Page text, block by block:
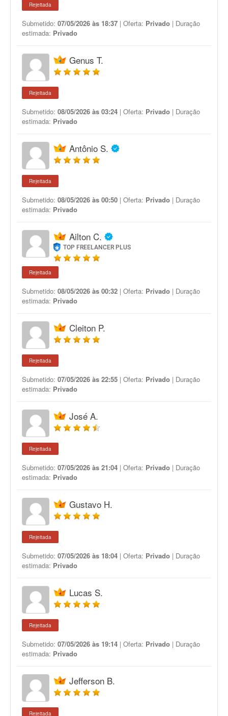
Rejeitada
Submetido: 07/05/2026 às 18:37 | Oferta: Privado | Duração
estimada: Privado
Genus T.
Rejeitada
Submetido: 08/05/2026 às 03:24 | Oferta: Privado | Duração
estimada: Privado
Antônio S.
Rejeitada
Submetido: 08/05/2026 às 00:50 | Oferta: Privado | Duração
estimada: Privado
Ailton C.
TOP FREELANCER PLUS
Rejeitada
Submetido: 08/05/2026 às 00:32 | Oferta: Privado | Duração
estimada: Privado
Cleiton P.
Rejeitada
Submetido: 07/05/2026 às 22:55 | Oferta: Privado | Duração
estimada: Privado
José A.
Rejeitada
Submetido: 07/05/2026 às 21:04 | Oferta: Privado | Duração
estimada: Privado
Gustavo H.
Rejeitada
Submetido: 07/05/2026 às 18:04 | Oferta: Privado | Duração
estimada: Privado
Lucas S.
Rejeitada
Submetido: 07/05/2026 às 19:14 | Oferta: Privado | Duração
estimada: Privado
Jefferson B.
Rejeitada